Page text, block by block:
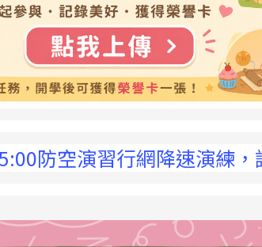
行網降速演練，請預為因應